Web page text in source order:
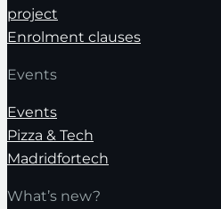
project
Enrolment clauses
Events
Events
Pizza & Tech
Madridfortech
What’s new?